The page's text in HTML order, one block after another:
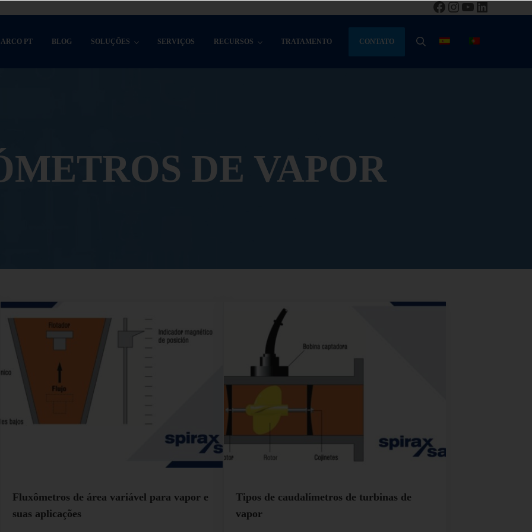
Facebook
Instagram
YouTube
LinkedIn
PT BLOG SOLUÇÕES SERVIÇOS RECURSOS TRATAMENTO CONTATO PESQUISA
DE VAPOR
Fluxômetros de área variável para vapor e
suas aplicações
Tipos de caudalímetros de turbinas de
vapor